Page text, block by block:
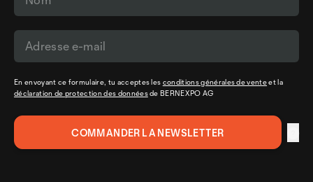
En envoyant ce formulaire, tu acceptes les conditions générales de venteet la
déclaration de protection des donnéesde BERNEXPO AG